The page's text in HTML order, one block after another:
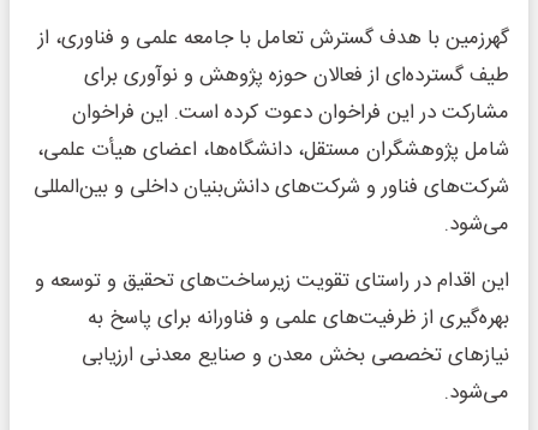
گهرزمین با هدف گسترش تعامل با جامعه علمی و فناوری، از
طیف گسترده‌ای از فعالان حوزه پژوهش و نوآوری برای
مشارکت در این فراخوان دعوت کرده است. این فراخوان
شامل پژوهشگران مستقل، دانشگاه‌ها، اعضای هیأت علمی،
شرکت‌های فناور و شرکت‌های دانش‌بنیان داخلی و بین‌المللی
می‌شود.
این اقدام در راستای تقویت زیرساخت‌های تحقیق و توسعه و
بهره‌گیری از ظرفیت‌های علمی و فناورانه برای پاسخ به
نیازهای تخصصی بخش معدن و صنایع معدنی ارزیابی
می‌شود.